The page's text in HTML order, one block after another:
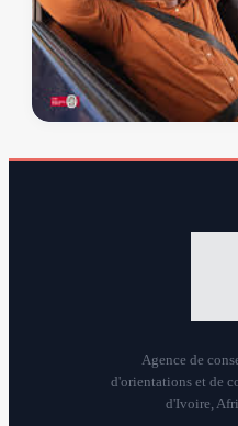
Agence de
d'orientations et de
d'Ivoire,